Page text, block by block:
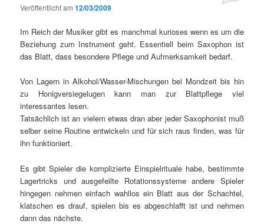
Veröffentlicht am12/03/2009
Im Reich der Musiker gibt es manchmal kurioses wenn es um die
Beziehung zum Instrument geht. Essentiell beim Saxophon ist
das Blatt, dass besondere Pflege und Aufmerksamkeit bedarf.
Von Lagern in Alkohol/Wasser-Mischungen bei Mondzeit bis hin
zu Honigversiegelugen kann man zur Blattpflege viel
interessantes lesen.
Tatsächlich ist an vielem etwas dran aber jeder Saxophonist muß
selber seine Routine entwickeln und für sich raus finden, was für
ihn funktioniert.
Es gibt Spieler die komplizierte Einspielrituale habe, bestimmte
Lagertricks und ausgefeilte Rotationssysteme andere Spieler
hingegen nehmen einfach wahllos ein Blatt aus der Schachtel,
klatschen es drauf, spielen bis es abgeschlafft ist und nehmen
dann das nächste.